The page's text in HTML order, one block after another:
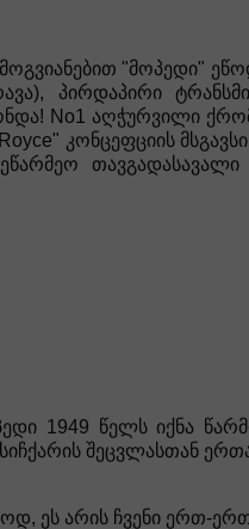
"მოპედი"
პირდაპირი
No1 აღჭურვილი
კონცეფციის
თავგადასავალი
1949 წელს იქნა
შეცვლასთან
ეს არის ჩვენი ერთ-